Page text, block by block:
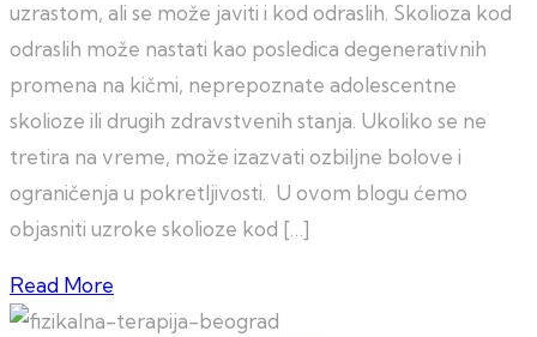
uzrastom, ali se može javiti i kod odraslih. Skolioza kod
odraslih može nastati kao posledica degenerativnih
promena na kičmi, neprepoznate adolescentne
skolioze ili drugih zdravstvenih stanja. Ukoliko se ne
tretira na vreme, može izazvati ozbiljne bolove i
ograničenja u pokretljivosti. U ovom blogu ćemo
objasniti uzroke skolioze kod […]
Read More